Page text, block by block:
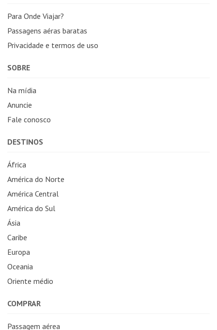
Para Onde Viajar?
Passagens aéras baratas
Privacidade e termos de uso
SOBRE
Na mídia
Anuncie
Fale conosco
DESTINOS
África
América do Norte
América Central
América do Sul
Ásia
Caribe
Europa
Oceania
Oriente médio
COMPRAR
Passagem aérea